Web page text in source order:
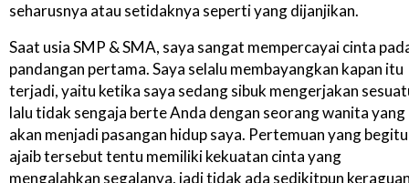
seharusnya atau setidaknya seperti yang dijanjikan.
Saat usia SMP & SMA, saya sangat mempercayai cinta
pandangan pertama. Saya selalu membayangkan kapan itu
terjadi, yaitu ketika saya sedang sibuk mengerjakan
lalu tidak sengaja berte Anda dengan seorang wanita yang
akan menjadi pasangan hidup saya. Pertemuan yang begitu
ajaib tersebut tentu memiliki kekuatan cinta yang
mengalahkan segalanya, jadi tidak ada sedikitpun